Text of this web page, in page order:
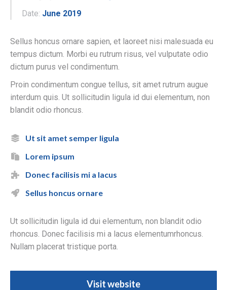
Date: June 2019
Sellus honcus ornare sapien, et laoreet nisi malesuada eu
tempus dictum. Morbi eu rutrum risus, vel vulputate odio
dictum purus vel condimentum.
Proin condimentum congue tellus, sit amet rutrum augue
interdum quis. Ut sollicitudin ligula id dui elementum, non
blandit odio rhoncus.
Ut sit amet semper ligula
Lorem ipsum
Donec facilisis mi a lacus
Sellus honcus ornare
Ut sollicitudin ligula id dui elementum, non blandit odio
rhoncus. Donec facilisis mi a lacus elementumrhoncus.
Nullam placerat tristique porta.
Visit website